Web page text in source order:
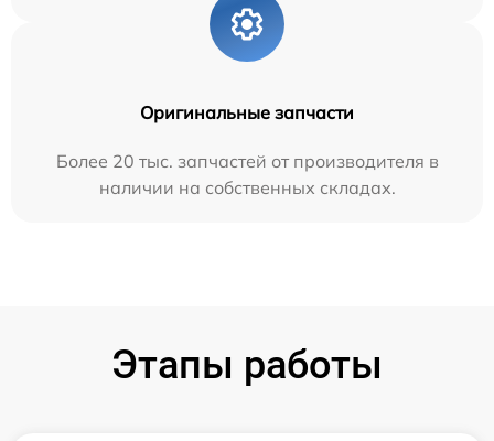
Оригинальные запчасти
Более 20 тыс. запчастей от производителя в
наличии на собственных складах.
Этапы работы